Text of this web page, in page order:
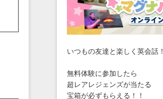
いつもの友達と楽しく英会話！
無料体験に参加したら
超レアレジェンズが当たる
宝箱が必ずもらえる！！